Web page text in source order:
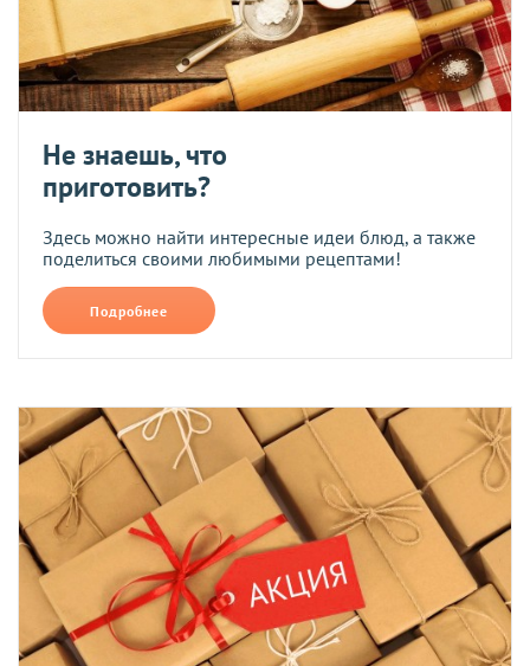
Не знаешь, что
приготовить?
Здесь можно найти интересные идеи блюд, а также
поделиться своими любимыми рецептами!
Подробнее